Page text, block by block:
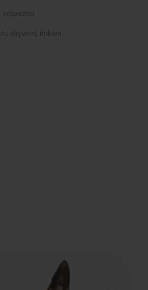
alışveriş imkanı